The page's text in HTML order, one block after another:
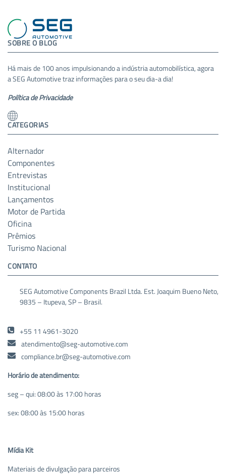
SOBRE O BLOG
Há mais de 100 anos impulsionando a indústria automobilística, agora
a SEG Automotive traz informações para o seu dia-a dia!
Política de Privacidade
CATEGORIAS
Alternador
Componentes
Entrevistas
Institucional
Lançamentos
Motor de Partida
Oficina
Prêmios
Turismo Nacional
CONTATO
SEG Automotive Components Brazil Ltda. Est. Joaquim Bueno Neto,
9835 – Itupeva, SP – Brasil.
+55 11 4961-3020
atendimento@seg-automotive.com
compliance.br@seg-automotive.com
Horário de atendimento:
seg – qui: 08:00 às 17:00 horas
sex: 08:00 às 15:00 horas
Mídia Kit
Materiais de divulgação para parceiros